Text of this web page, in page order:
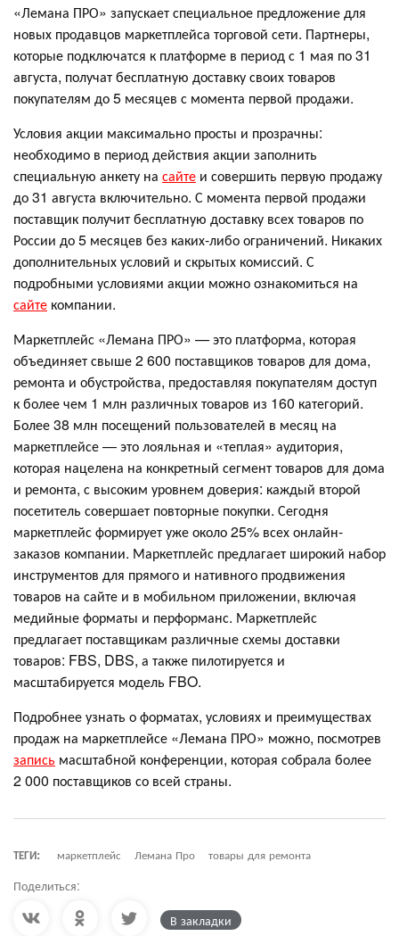
«Лемана ПРО» запускает специальное предложение для
новых продавцов маркетплейса торговой сети. Партнеры,
которые подключатся к платформе в период с 1 мая по 31
августа, получат бесплатную доставку своих товаров
покупателям до 5 месяцев с момента первой продажи.
Условия акции максимально просты и прозрачны:
необходимо в период действия акции заполнить
специальную анкету на сайте и совершить первую продажу
до 31 августа включительно. С момента первой продажи
поставщик получит бесплатную доставку всех товаров по
России до 5 месяцев без каких-либо ограничений. Никаких
дополнительных условий и скрытых комиссий. С
подробными условиями акции можно ознакомиться на
сайте компании.
Маркетплейс «Лемана ПРО» —это платформа, которая
объединяет свыше 2 600 поставщиков товаров для дома,
ремонта и обустройства, предоставляя покупателям доступ
к более чем 1 млн различных товаров из 160 категорий.
Более 38 млн посещений пользователей в месяц на
маркетплейсе — это лояльная и «теплая» аудитория,
которая нацелена на конкретный сегмент товаров для дома
и ремонта, с высоким уровнем доверия: каждый второй
посетитель совершает повторные покупки. Сегодня
маркетплейс формирует уже около 25% всех онлайн-
заказов компании. Маркетплейс предлагает широкий набор
инструментов для прямого и нативного продвижения
товаров на сайте и в мобильном приложении, включая
медийные форматы и перформанс. Маркетплейс
предлагает поставщикам различные схемы доставки
товаров: FBS, DBS, а также пилотируется и
масштабируется модель FBO.
Подробнее узнать о форматах, условиях и преимуществах
продаж на маркетплейсе «Лемана ПРО» можно, посмотрев
запись масштабной конференции, которая собрала более
2 000 поставщиков со всей страны.
ТЕГИ: маркетплейс Лемана Про товары для ремонта
Поделиться:
В закладки